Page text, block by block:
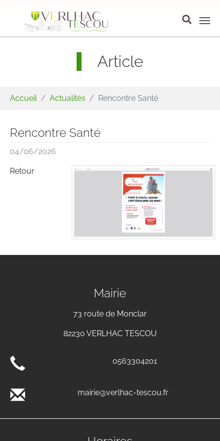
Article
Accueil Actualités Rencontre Santé
Rencontre Santé
04/06/2026
Retour
Mairie
73 route de Monclar
82230 VERLHAC TESCOU
0563304201
mairie@verlhac-tescou.fr